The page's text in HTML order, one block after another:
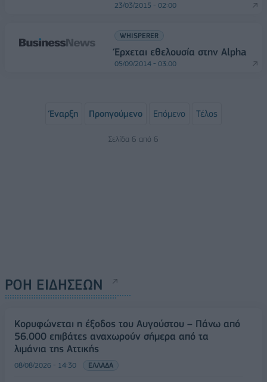
23/03/2015 - 02:00
WHISPERER
Έρχεται εθελουσία στην Alpha
05/09/2014 - 03:00
Έναρξη Προηγούμενο Επόμενο Τέλος
Σελίδα 6 από 6
ΡΟΗ ΕΙΔΗΣΕΩΝ
Κορυφώνεται η έξοδος του Αυγούστου – Πάνω από
56.000 επιβάτες αναχωρούν σήμερα από τα
λιμάνια της Αττικής
08/08/2026 - 14:30 ΕΛΛΑΔΑ